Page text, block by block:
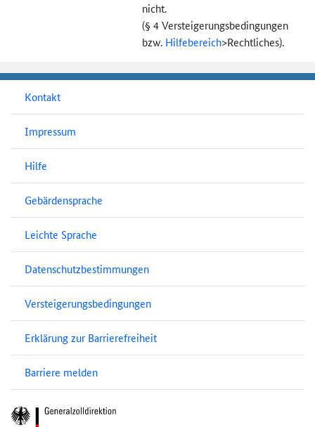
nicht.
(§ 4 Versteigerungs­bedingungen
bzw. Hilfebereich>Rechtliches).
Kontakt
Impressum
Hilfe
Gebärdensprache
Leichte Sprache
Datenschutzbestimmungen
Versteigerungsbedingungen
Erklärung zur Barrierefreiheit
Barriere melden